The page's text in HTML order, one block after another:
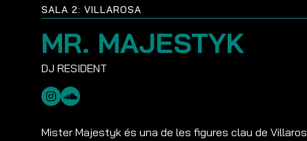
SALA 2: VILLAROSA
MR. MAJESTYK
Mister Majestyk és una de les figures clau de